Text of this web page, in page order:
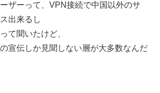
ザーって、VPN接続で中国以外のサ
出来るし
て聞いたけど、
宣伝しか見聞しない層が大多数なんだ